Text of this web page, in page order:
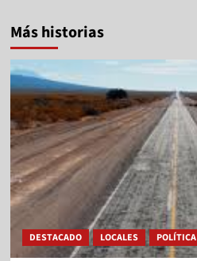
Más historias
DESTACADO LOCALES POLÍTICA